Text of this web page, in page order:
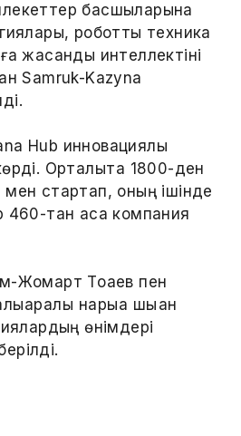
басшыларына
роботты техника
жасанды интеллектіні
Samruk-Kazyna
Hub инновациялық
Орталықта 1800-ден
стартап, оның ішінде
460-тан аса компания
Жомарт Тоқаев пен
нарыққа шыққан
өнімдері